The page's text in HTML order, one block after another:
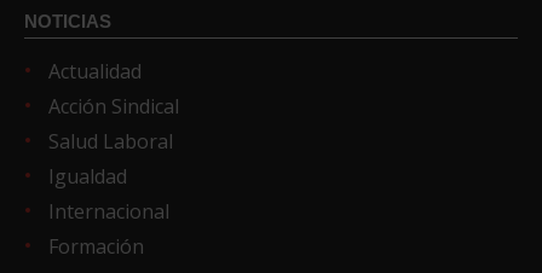
NOTICIAS
Actualidad
Acción Sindical
Salud Laboral
Igualdad
Internacional
Formación